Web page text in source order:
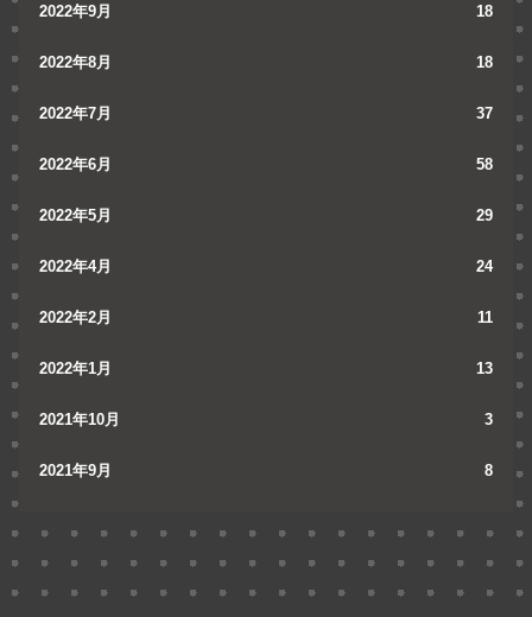
2022年9月 18
2022年8月 18
2022年7月 37
2022年6月 58
2022年5月 29
2022年4月 24
2022年2月 11
2022年1月 13
2021年10月 3
2021年9月 8